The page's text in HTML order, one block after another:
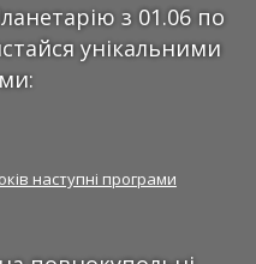
з 01.06 по
унікальними
наступні програми